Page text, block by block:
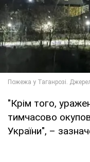
"Крім того,
тимчасово
України", –